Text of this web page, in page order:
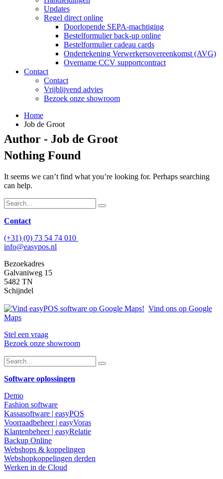
Updates
Regel direct online
Doorlopende SEPA-machtiging
Bestelformulier back-up online
Bestelformulier cadeau cards
Ondertekening Verwerkersovereenkomst (AVG)
Overname CCV supportcontract
Contact
Contact
Vrijblijvend advies
Bezoek onze showroom
Home
Job de Groot
Author - Job de Groot
Nothing Found
It seems we can’t find what you’re looking for. Perhaps searching
can help.
Contact
(+31) (0) 73 54 74 010
info@easypos.nl
Bezoekadres
Galvaniweg 15
5482 TN
Schijndel
Vind ons op Google
Maps
Stel een vraag
Bezoek onze showroom
Software oplossingen
Demo
Fashion software
Kassasoftware | easyPOS
Voorraadbeheer | easyVoras
Klantenbeheer | easyRelatie
Backup Online
Webshops & koppelingen
Webshopkoppelingen derden
Werken in de Cloud